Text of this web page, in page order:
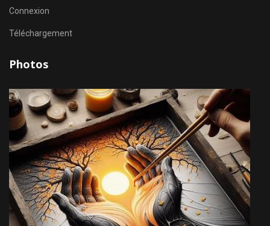
Connexion
Téléchargement
Photos